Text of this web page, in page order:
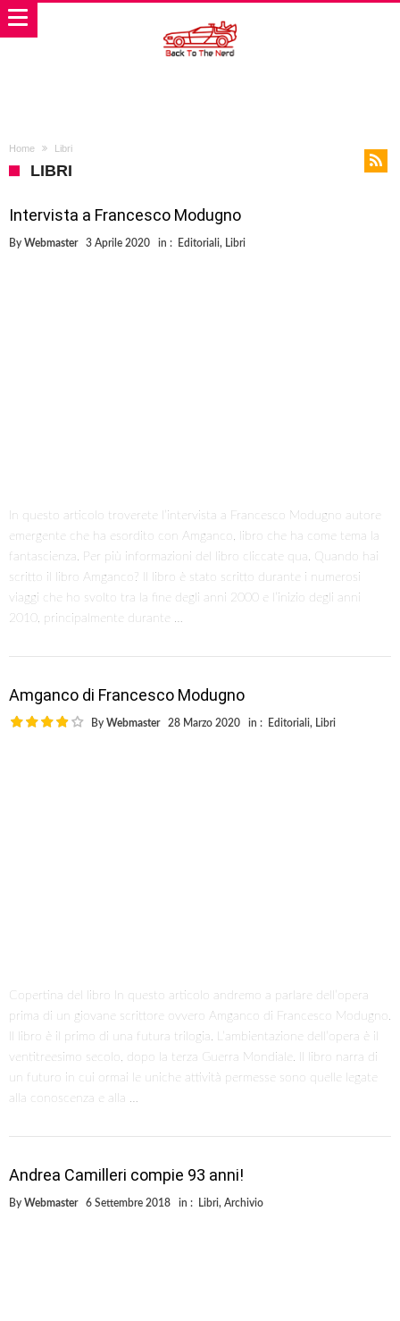
Home Libri
LIBRI
Intervista a Francesco Modugno
By Webmaster 3 Aprile 2020 in : Editoriali, Libri
In questo articolo troverete l’intervista a Francesco Modugno autore
emergente che ha esordito con Amganco, libro che ha come tema la
fantascienza. Per più informazioni del libro cliccate qua. Quando hai
scritto il libro Amganco? Il libro è stato scritto durante i numerosi
viaggi che ho svolto tra la fine degli anni 2000 e l’inizio degli anni
2010, principalmente durante …
Amganco di Francesco Modugno
By Webmaster 28 Marzo 2020 in : Editoriali, Libri
Copertina del libro In questo articolo andremo a parlare dell’opera
prima di un giovane scrittore ovvero Amganco di Francesco Modugno.
Il libro è il primo di una futura trilogia. L’ambientazione dell’opera è il
ventitreesimo secolo, dopo la terza Guerra Mondiale. Il libro narra di
un futuro in cui ormai le uniche attività permesse sono quelle legate
alla conoscenza e alla …
Andrea Camilleri compie 93 anni!
By Webmaster 6 Settembre 2018 in : Libri, Archivio